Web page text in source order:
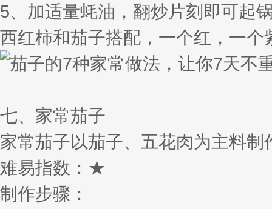
5、加适量蚝油，翻炒片刻即可起
西红柿和茄子搭配，一个红，一
七、家常茄子
家常茄子以茄子、五花肉为主料制
难易指数：★
制作步骤：